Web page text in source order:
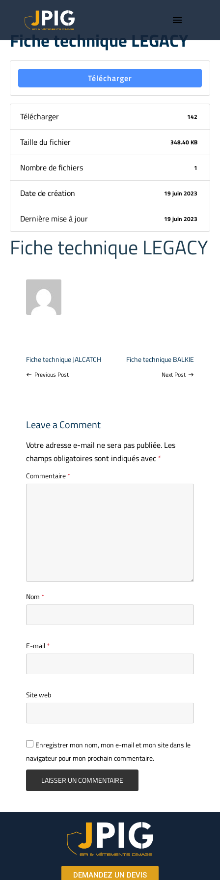
menu
Fiche technique LEGACY
Télécharger
Télécharger 142
Taille du fichier 348.40 KB
Nombre de fichiers 1
Date de création 19 juin 2023
Dernière mise à jour 19 juin 2023
Fiche technique LEGACY
Fiche technique JALCATCH
west Previous Post
Fiche technique BALKIE
Next Post east
Leave a Comment
Votre adresse e-mail ne sera pas publiée. Les
champs obligatoires sont indiqués avec *
Commentaire*
Nom *
E-mail*
Site web
Enregistrer mon nom, mon e-mail et mon site dans le
navigateur pour mon prochain commentaire.
DEMANDEZ UN DEVIS